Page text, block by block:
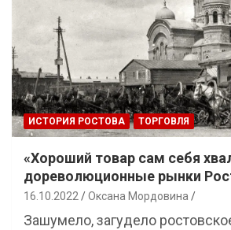
ИСТОРИЯ РОСТОВА ТОРГОВЛЯ
«Хороший товар сам себя
дореволюционные рынки
16.10.2022 Оксана Мордовина
Зашумело, загудело